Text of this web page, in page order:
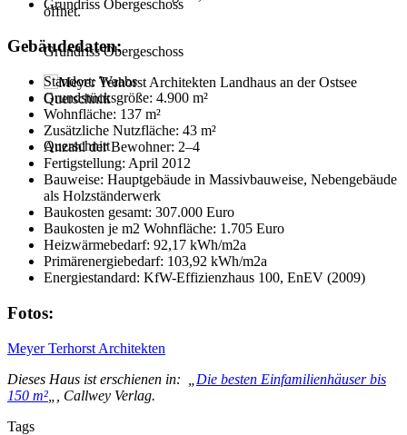
Grundriss Obergeschoss
Querschnitt
öffnet.
Gebäudedaten:
Standort: Waabs
Grundstücksgröße: 4.900 m²
Wohnfläche: 137 m²
Zusätzliche Nutzfläche: 43 m²
Anzahl der Bewohner: 2–4
Fertigstellung: April 2012
Bauweise: Hauptgebäude in Massivbauweise, Nebengebäude
als Holzständerwerk
Baukosten gesamt: 307.000 Euro
Baukosten je m2 Wohnfläche: 1.705 Euro
Heizwärmebedarf: 92,17 kWh/m2a
Primärenergiebedarf: 103,92 kWh/m2a
Energiestandard: KfW-Effizienzhaus 100, EnEV (2009)
Fotos:
Meyer Terhorst Architekten
Dieses Haus ist erschienen in: „ Die besten Einfamilienhäuser bis
150 m² „, Callwey Verlag.
Tags